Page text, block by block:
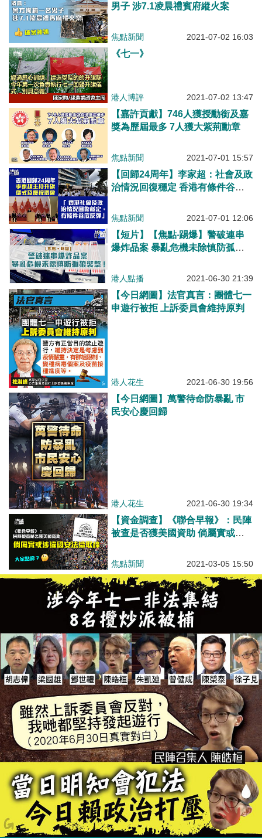
男子 涉7.1凌晨禮賓府縱火案
焦點新聞 2021-07-02 16:03
《七一》
港人博評 2021-07-02 13:47
【嘉許貢獻】746人獲授勳銜及嘉
獎為歷屆最多 7人獲大紫荊勳章
焦點新聞 2021-07-01 15:57
【回歸24周年】李家超：社會及政
治情況回復穩定 香港有條件谷底
焦點新聞 2021-07-01 12:06
【短片】【焦點‧踢爆】警破連串
爆炸品案 暴亂危機未除慎防孤狼
港人點播 2021-06-30 21:39
【今日網圖】法官真言：團體七一
申遊行被拒 上訴委員會維持原判
港人花生 2021-06-30 19:56
【今日網圖】萬警待命防暴亂 市
民安心慶回歸
港人花生 2021-06-30 19:34
【資金調查】《聯合早報》：民陣
被查是否獲美國資助 倘屬實或涉
焦點新聞 2021-03-05 15:50